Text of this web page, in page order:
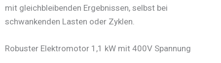
mit gleichbleibenden Ergebnissen, selbst bei
schwankenden Lasten oder Zyklen.
Robuster Elektromotor 1,1 kW mit 400V Spannung